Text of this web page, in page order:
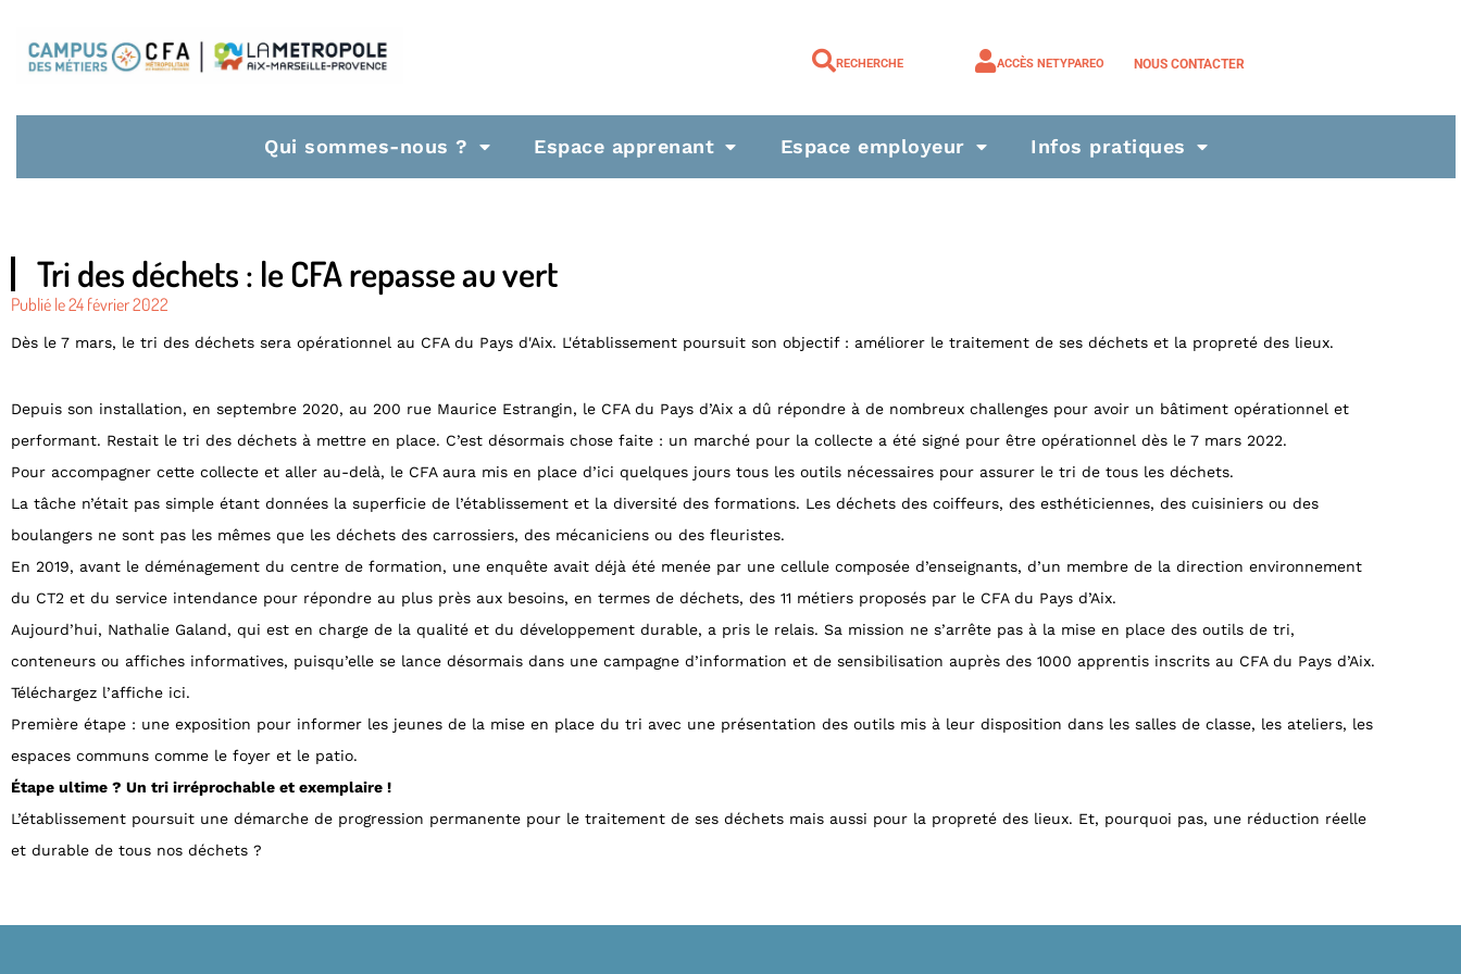
RECHERCHE ACCÈS NETYPAREO NOUS CONTACTER
Qui sommes-nous ? Espace apprenant Espace employeur Infos pratiques
Tri des déchets : le CFA repasse au vert
Publié le24 février 2022
Dès le 7 mars, le tri des déchets sera opérationnel au CFA du Pays d'Aix. L'établissement poursuit son objectif : améliorer le traitement de ses déchets et la propreté des lieux.
Depuis son installation, en septembre 2020, au 200 rue Maurice Estrangin, le CFA du Pays d’Aix a dû répondre à de nombreux challenges pour avoir un bâtiment opérationnel et
performant. Restait le tri des déchets à mettre en place. C’est désormais chose faite : un marché pour la collecte a été signé pour être opérationnel dès le 7 mars 2022.
Pour accompagner cette collecte et aller au-delà, le CFA aura mis en place d’ici quelques jours tous les outils nécessaires pour assurer le tri de tous les déchets.
La tâche n’était pas simple étant données la superficie de l’établissement et la diversité des formations. Les déchets des coiffeurs, des esthéticiennes, des cuisiniers ou des
boulangers ne sont pas les mêmes que les déchets des carrossiers, des mécaniciens ou des fleuristes.
En 2019, avant le déménagement du centre de formation, une enquête avait déjà été menée par une cellule composée d’enseignants, d’un membre de la direction environnement
du CT2 et du service intendance pour répondre au plus près aux besoins, en termes de déchets, des 11 métiers proposés par le CFA du Pays d’Aix.
Aujourd’hui, Nathalie Galand, qui est en charge de la qualité et du développement durable, a pris le relais. Sa mission ne s’arrête pas à la mise en place des outils de tri,
conteneurs ou affiches informatives, puisqu’elle se lance désormais dans une campagne d’information et de sensibilisation auprès des 1000 apprentis inscrits au CFA du Pays d’Aix.
Téléchargez l’affiche ici.
Première étape : une exposition pour informer les jeunes de la mise en place du tri avec une présentation des outils mis à leur disposition dans les salles de classe, les ateliers, les
espaces communs comme le foyer et le patio.
Étape ultime ? Un tri irréprochable et exemplaire !
L’établissement poursuit une démarche de progression permanente pour le traitement de ses déchets mais aussi pour la propreté des lieux. Et, pourquoi pas, une réduction réelle
et durable de tous nos déchets ?